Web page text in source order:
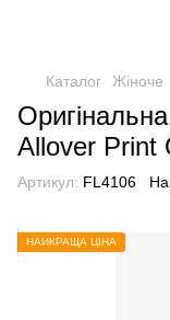
Каталог Жіноче
Allover Print
Артикул: FL4106
НАЙКРАЩА ЦІНА